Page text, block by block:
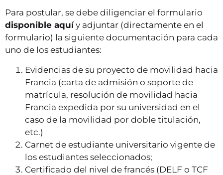
Para postular, se debe diligenciar el formulario
disponible aquíy adjuntar (directamente en el
formulario) la siguiente documentación para cada
uno de los estudiantes:
Evidencias de su proyecto de movilidad hacia
Francia (carta de admisión o soporte de
matrícula, resolución de movilidad hacia
Francia expedida por su universidad en el
caso de la movilidad por doble titulación,
etc.)
Carnet de estudiante universitario vigente de
los estudiantes seleccionados;
Certificado del nivel de francés (DELF o TCF